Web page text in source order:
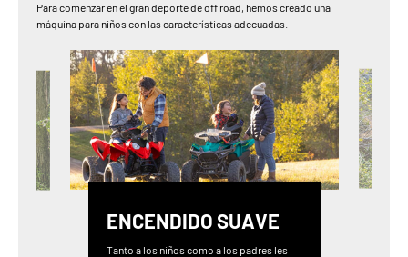
Para comenzar en el gran deporte de off road, hemos creado una
máquina para niños con las características adecuadas.
ENCENDIDO SUAVE
Tanto a los niños como a los padres les